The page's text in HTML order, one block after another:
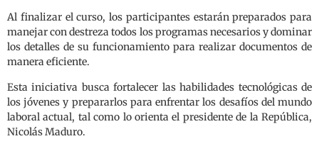
Al finalizar el curso, los participantes estarán preparados para
manejar con destreza todos los programas necesarios y dominar
los detalles de su funcionamiento para realizar documentos de
manera eficiente.
Esta iniciativa busca fortalecer las habilidades tecnológicas de
los jóvenes y prepararlos para enfrentar los desafíos del mundo
laboral actual, tal como lo orienta el presidente de la República,
Nicolás Maduro.